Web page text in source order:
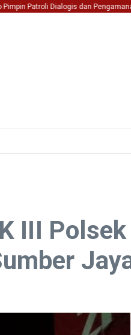
Patroli Dialogis dan Pengamanan
III